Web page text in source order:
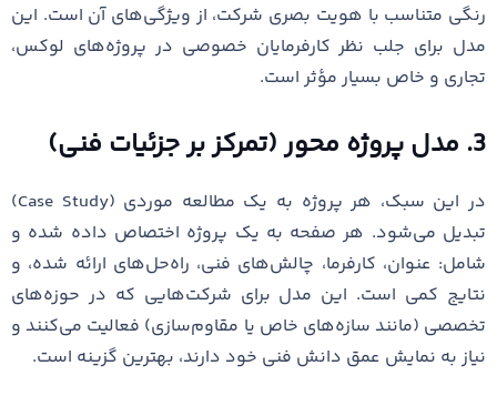
رنگی متناسب با هویت بصری شرکت، از ویژگی‌های آن است. این
مدل برای جلب نظر کارفرمایان خصوصی در پروژه‌های لوکس،
تجاری و خاص بسیار مؤثر است.
3. مدل پروژه محور (تمرکز بر جزئیات فنی)
در این سبک، هر پروژه به یک مطالعه موردی (Case Study)
تبدیل می‌شود. هر صفحه به یک پروژه اختصاص داده شده و
شامل: عنوان، کارفرما، چالش‌های فنی، راه‌حل‌های ارائه شده، و
نتایج کمی است. این مدل برای شرکت‌هایی که در حوزه‌های
تخصصی (مانند سازه‌های خاص یا مقاوم‌سازی) فعالیت می‌کنند و
نیاز به نمایش عمق دانش فنی خود دارند، بهترین گزینه است.